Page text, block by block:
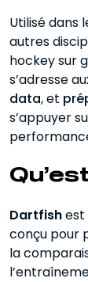
Utilisé dans
autres
hockey sur
s’adresse
data, et
s’appuyer
Dartfishest
conçu pour
la